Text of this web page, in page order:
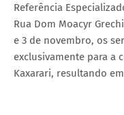
Referência
Rua Dom Moacyr
e 3 de novembro, os
exclusivamente para a
Kaxarari, resultando